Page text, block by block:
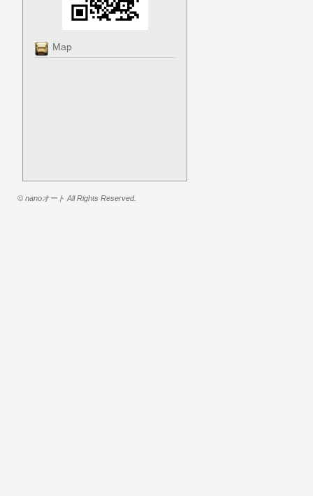
Map
© nanoオート All Rights Reserved.